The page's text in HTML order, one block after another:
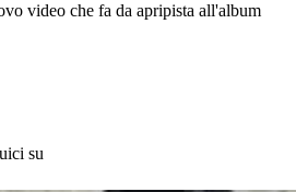
video che fa da apripista all'album
su